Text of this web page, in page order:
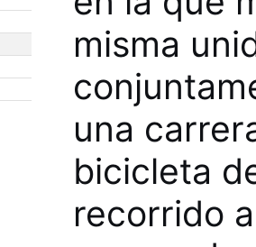
misma
una
bicicleta
recorrido